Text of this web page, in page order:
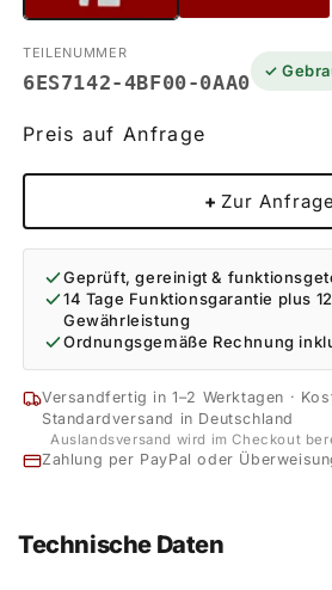
TEILENUMMER
6ES7142-4BF00-0AA0 ✓
Preis auf Anfrage
+ Zur Anfrage
Geprüft, gereinigt &
14 Tage Funktionsgarantie plus
Gewährleistung
Ordnungsgemäße Rechnung
Versandfertig in 1–2 Werktagen ·
Standardversand in Deutschland
Auslandsversand wird im Checkout
Zahlung per PayPal oder
Technische Daten